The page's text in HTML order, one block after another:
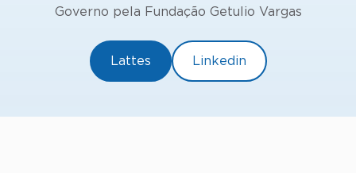
Governo pela Fundação Getulio Vargas
Lattes Linkedin